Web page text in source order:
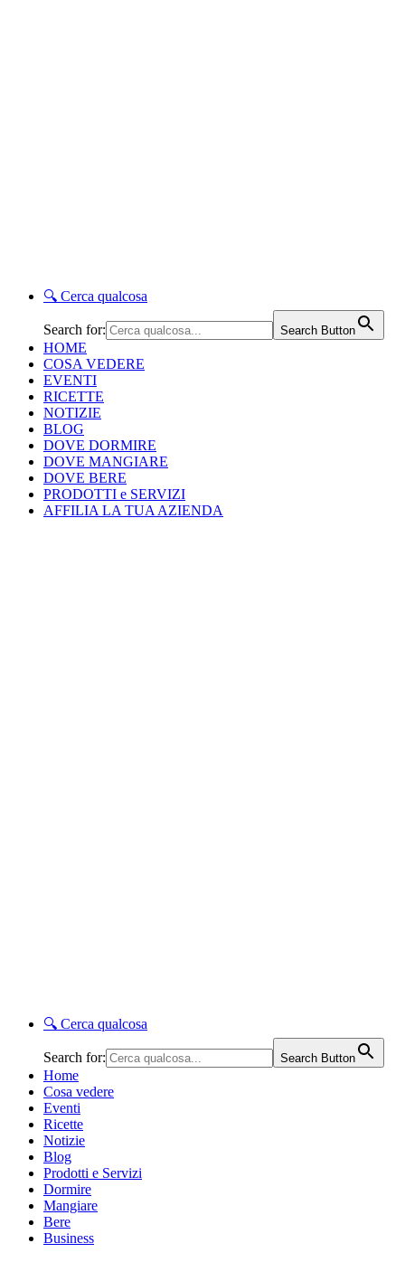
🔍 Cerca qualcosa
Search for: Search Button
HOME
COSA VEDERE
EVENTI
RICETTE
NOTIZIE
BLOG
DOVE DORMIRE
DOVE MANGIARE
DOVE BERE
PRODOTTI e SERVIZI
AFFILIA LA TUA AZIENDA
🔍 Cerca qualcosa
Search for: Search Button
Home
Cosa vedere
Eventi
Ricette
Notizie
Blog
Prodotti e Servizi
Dormire
Mangiare
Bere
Business